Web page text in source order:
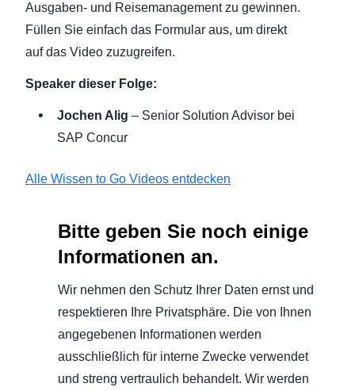
Ausgaben- und Reisemanagement zu gewinnen.
Füllen Sie einfach das Formular aus, um direkt
auf das Video zuzugreifen.
Speaker dieser Folge:
Jochen Alig – Senior Solution Advisor bei
SAP Concur
Alle Wissen to Go Videos entdecken
Bitte geben Sie noch einige
Informationen an.
Wir nehmen den Schutz Ihrer Daten ernst und
respektieren Ihre Privatsphäre. Die von Ihnen
angegebenen Informationen werden
ausschließlich für interne Zwecke verwendet
und streng vertraulich behandelt. Wir werden